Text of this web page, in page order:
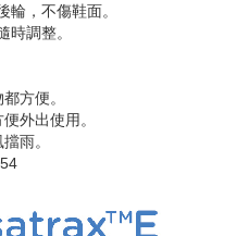
，不傷鞋面。
調整。
方便。
外出使用。
雨。